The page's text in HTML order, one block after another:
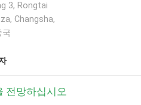
3, Rongtai
Changsha,
국
전망하십시오